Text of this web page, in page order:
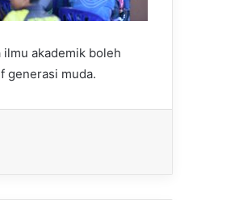
ilmu akademik boleh
generasi muda.